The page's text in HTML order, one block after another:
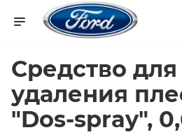
Средство для
удаления
"Dos-spray",